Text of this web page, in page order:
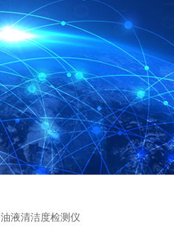
油液清洁度检测仪